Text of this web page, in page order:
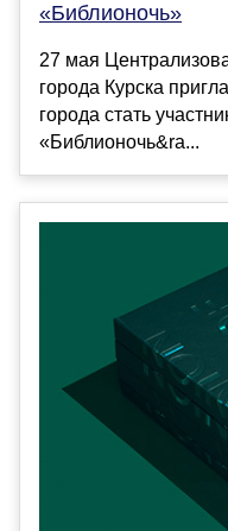
«Библионочь»
27 мая
города Курска
города стать
«Библионочь&ra...